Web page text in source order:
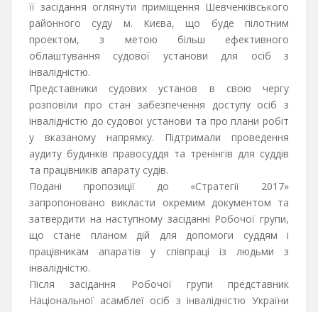
її засідання оглянути приміщення Шевченківського
районного суду м. Києва, що буде пілотним
проектом, з метою більш ефективного
облаштування судової установи для осіб з
інвалідністю.
Представники судових установ в свою чергу
розповіли про стан забезпечення доступу осіб з
інвалідністю до судової установи та про плани робіт
у вказаному напрямку. Підтримали проведення
аудиту будинків правосуддя та тренінгів для суддів
та працівників апарату судів.
Подані пропозиції до «Стратегії 2017»
запропоновано викласти окремим документом та
затвердити на наступному засіданні Робочої групи,
що стане планом дій для допомоги суддям і
працівникам апаратів у співпраці із людьми з
інвалідністю.
Після засідання Робочої групи представник
Національної асамблеї осіб з інвалідністю України